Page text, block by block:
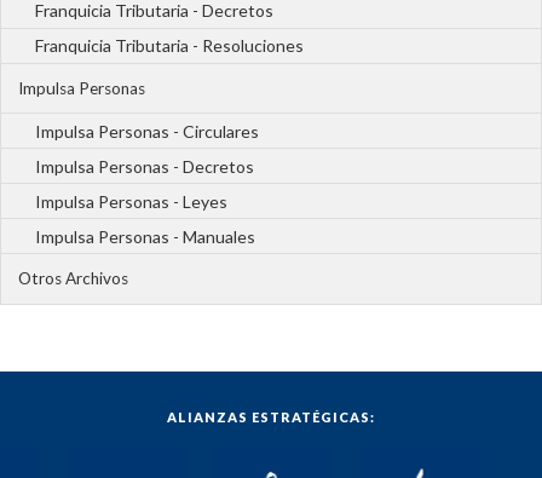
Franquicia Tributaria - Decretos
Franquicia Tributaria - Resoluciones
Impulsa Personas
Impulsa Personas - Circulares
Impulsa Personas - Decretos
Impulsa Personas - Leyes
Impulsa Personas - Manuales
Otros Archivos
ALIANZAS ESTRATÉGICAS: